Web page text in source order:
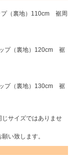
（裏地）110cm 裾周
プ（裏地）120cm 裾
プ（裏地）130cm 裾
サイズではありませ
い致します。